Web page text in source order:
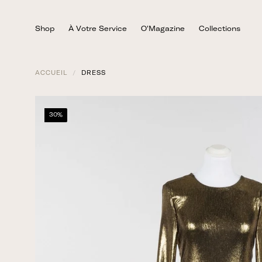
Shop À Votre Service O'Magazine Collections
ACCUEIL / DRESS
30%